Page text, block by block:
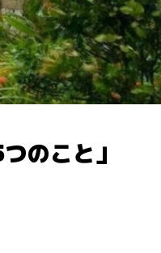
のこと」